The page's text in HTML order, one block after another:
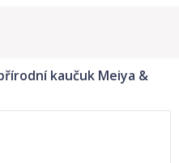
kaučuk Meiya &